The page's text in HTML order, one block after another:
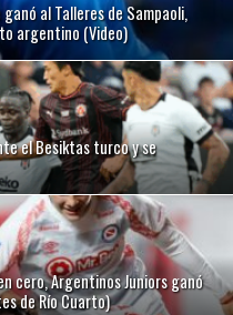
ganó al Talleres de Sampaoli,
argentino (Video)
el Besiktas turco y se
cero, Argentinos Juniors ganó
de Río Cuarto)